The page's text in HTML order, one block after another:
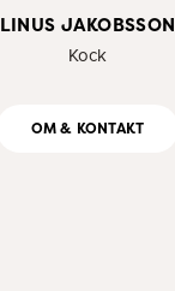
LINUS JAKOBSSON
Kock
OM & KONTAKT